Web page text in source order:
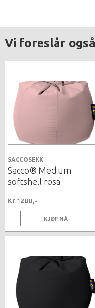
Vi foreslår også
SACCOSEKK
Sacco® Medium
softshell rosa
Kr 1200,-
KJØP NÅ